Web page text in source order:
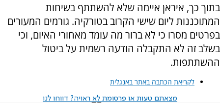
בתוך כך, איראן איימה שלא להשתתף בשיחות
המתוכננות ליום שישי הקרוב בטורקיה. גורמים המעורים
בפרטים מסרו כי לא ברור מה עומד מאחורי האיום, וכי
בשלב זה לא התקבלה הודעה רשמית על ביטול
ההשתתפות.
לקריאת הכתבה באתר באנגלית
מצאתם טעות או פרסומת לא ראויה? דווחו לנו